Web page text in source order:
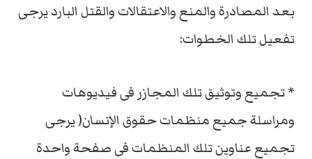
بعد المصادرة والمنع والاعتقالات والقتل البارد يرجى
تفعيل تلك الخطوات:
* تجميع وتوثيق تلك المجازر فى فيديوهات
ومراسلة جميع منظمات حقوق الإنسان( يرجى
تجميع عناوين تلك المنظمات فى صفحة واحدة